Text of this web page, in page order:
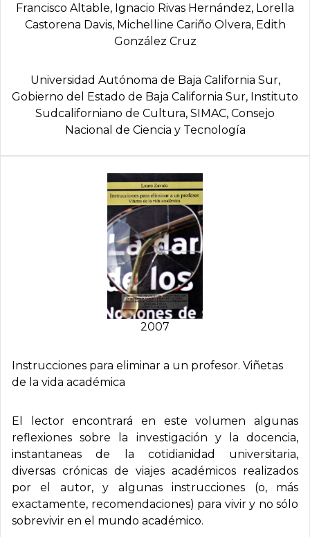
Francisco Altable, Ignacio Rivas Hernández, Lorella
Castorena Davis, Michelline Cariño Olvera, Edith
González Cruz
Universidad Autónoma de Baja California Sur,
Gobierno del Estado de Baja California Sur, Instituto
Sudcaliforniano de Cultura, SIMAC, Consejo
Nacional de Ciencia y Tecnologí­a
2007
Instrucciones para eliminar a un profesor. Viñetas
de la vida académica
El lector encontrará en este volumen algunas
reflexiones sobre la investigación y la docencia,
instantaneas de la cotidianidad universitaria,
diversas crónicas de viajes académicos realizados
por el autor, y algunas instrucciones (o, más
exactamente, recomendaciones) para vivir y no sólo
sobrevivir en el mundo académico.